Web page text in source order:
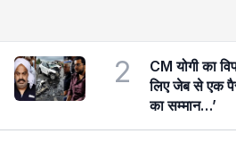
2
CM योगी का
लिए जेब से एक
का सम्मान…’